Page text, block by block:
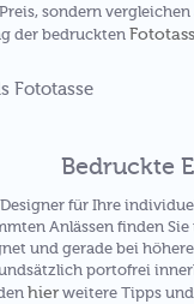
sondern vergleichen
der bedruckten
Bedruckte
Designer für Ihre
Anlässen finden
und gerade bei
portofrei
hier weitere Tipps